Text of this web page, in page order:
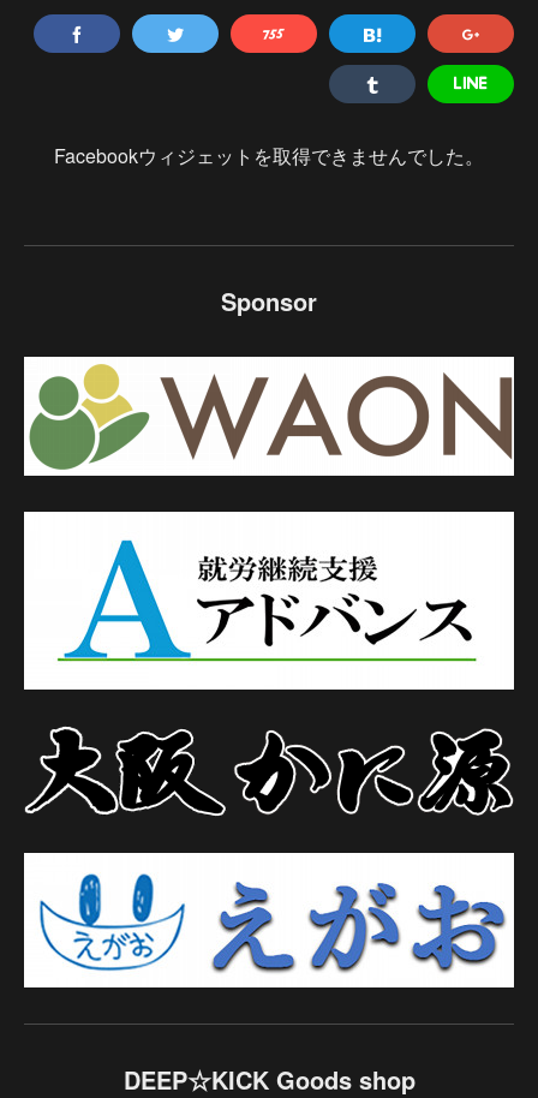
Facebookウィジェットを取得できませんでした。
Sponsor
DEEP☆KICK Goods shop